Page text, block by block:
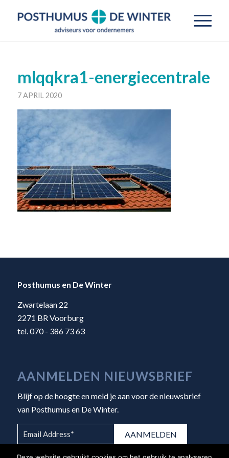
mlqqkra1-energiecentrale
7 APRIL 2020
Posthumus en De Winter
Zwartelaan 22
2271 BR Voorburg
tel. 070 - 386 73 63
AANMELDEN NIEUWSBRIEF
Blijf op de hoogte en meld je aan voor de nieuwsbrief
van Posthumus en De Winter.